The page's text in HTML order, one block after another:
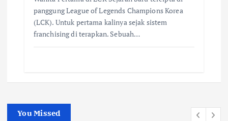
panggung League of Legends Champions Korea
(LCK). Untuk pertama kalinya sejak sistem
franchising di terapkan. Sebuah…
You Missed